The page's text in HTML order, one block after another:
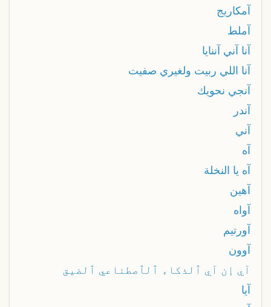
آمكاريج
آملط
آنا آني آننايا
آنا اللي ربيت ولغيري صفيت
آنجي نحويك
آندر
آني
آه
آه يا النخلة
آهين
آواه
آورتيم
آوون
آي إن آي ٱلذكاء ٱلٱصطناعي ٱلضيق
آيا